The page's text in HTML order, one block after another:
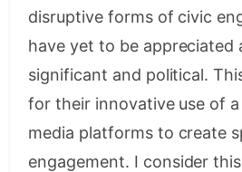
disruptive forms of civic
have yet to be appreciated
significant and political.
for their innovative use of
media platforms to create
engagement. I consider